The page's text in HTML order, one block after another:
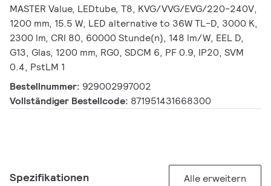
MASTER Value, LEDtube, T8, KVG/VVG/EVG/220-240V,
1200 mm, 15.5 W, LED alternative to 36W TL-D, 3000 K,
2300 lm, CRI 80, 60000 Stunde(n), 148 lm/W, EEL D,
G13, Glas, 1200 mm, RG0, SDCM 6, PF 0.9, IP20, SVM
0.4, PstLM 1
Bestellnummer: 929002997002
Vollständiger Bestellcode: 871951431668300
Spezifikationen Alle erweitern